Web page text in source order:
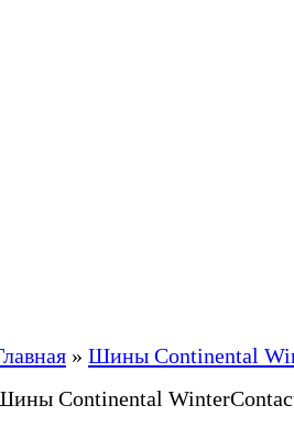
» Шины Continental
Continental